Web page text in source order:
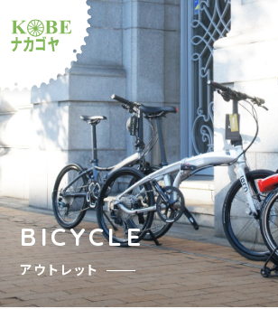
ルショップナカゴヤ
BICYCLE
アウトレット